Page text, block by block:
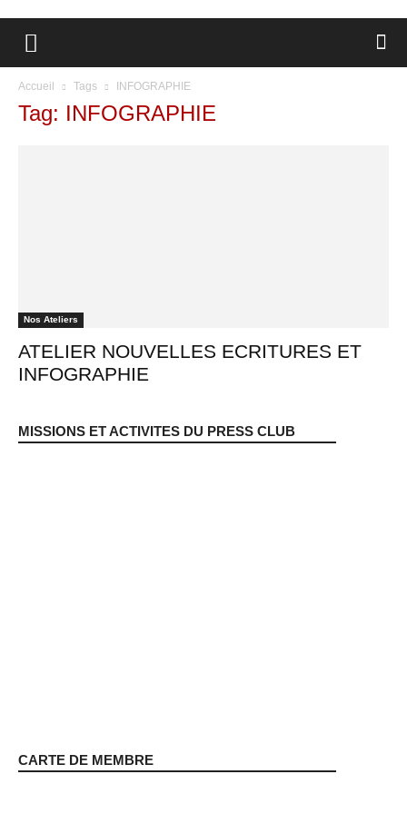
Accueil Tags INFOGRAPHIE
Tag: INFOGRAPHIE
Nos Ateliers
ATELIER NOUVELLES ECRITURES ET
INFOGRAPHIE
MISSIONS ET ACTIVITES DU PRESS CLUB
CARTE DE MEMBRE